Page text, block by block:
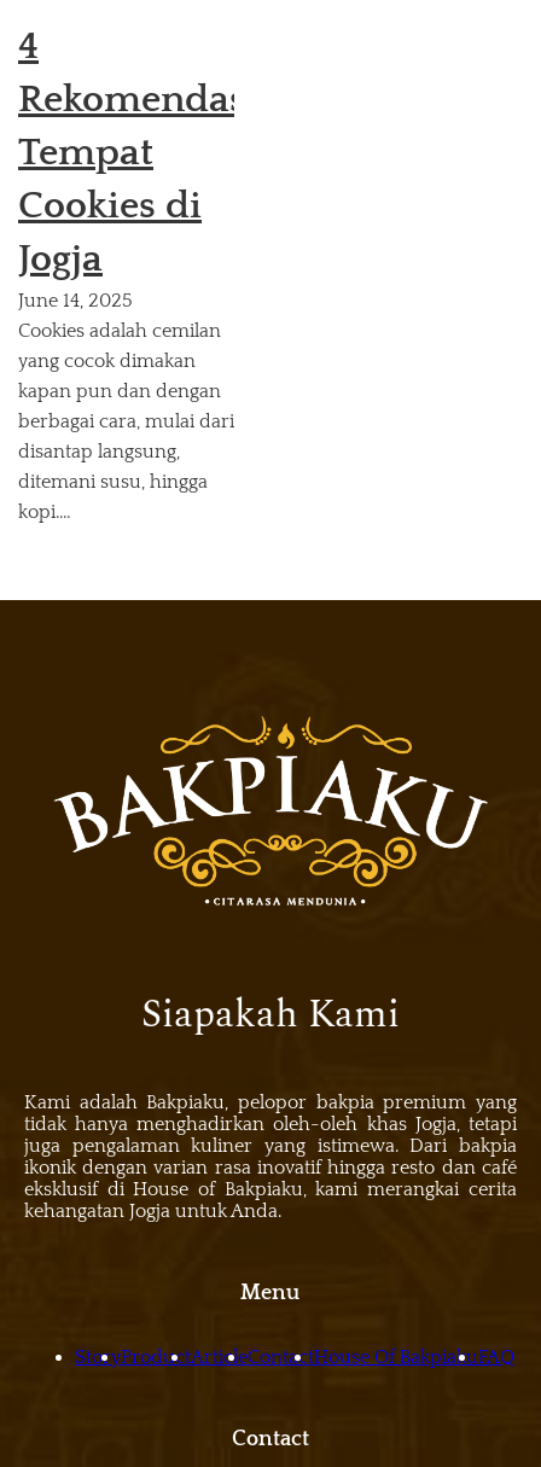
4
Rekomendasi
Tempat
Cookies di
Jogja
June 14, 2025
Cookies adalah cemilan
yang cocok dimakan
kapan pun dan dengan
berbagai cara, mulai dari
disantap langsung,
ditemani susu, hingga
kopi.…
Siapakah Kami
Kami adalah Bakpiaku, pelopor bakpia premium yang
tidak hanya menghadirkan oleh-oleh khas Jogja, tetapi
juga pengalaman kuliner yang istimewa. Dari bakpia
ikonik dengan varian rasa inovatif hingga resto dan café
eksklusif di House of Bakpiaku, kami merangkai cerita
kehangatan Jogja untuk Anda.
Menu
StoryProductArticleContactHouse Of BakpiakuFAQ
Contact